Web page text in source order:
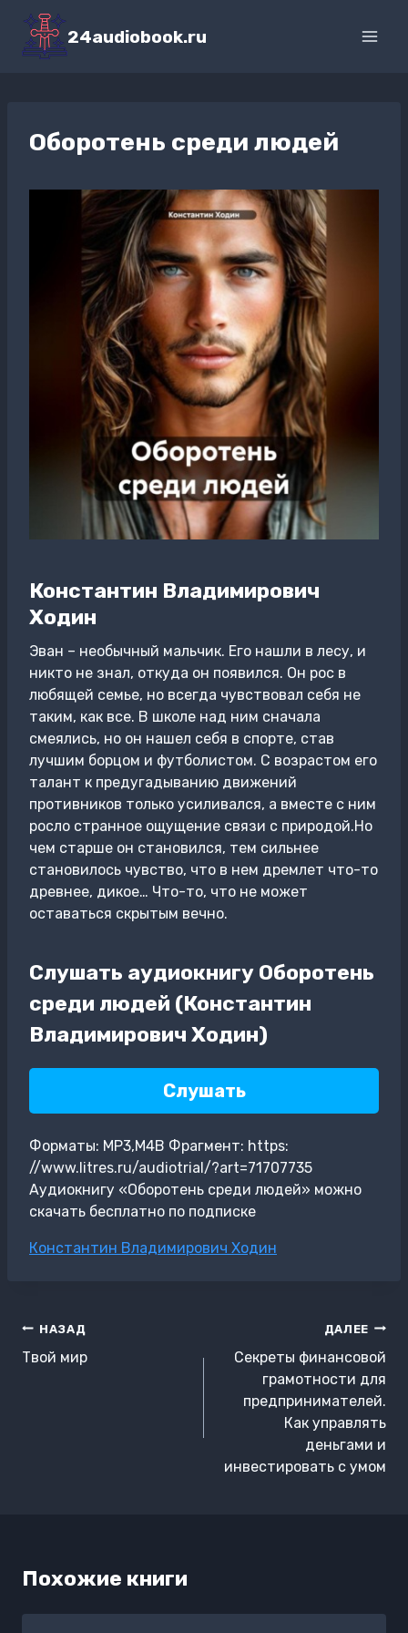
Перейти
содержимому
24audiobook.ru
Оборотень среди людей
Константин Владимирович
Ходин
Эван – необычный мальчик. Его нашли в лесу, и
никто не знал, откуда он появился. Он рос в
любящей семье, но всегда чувствовал себя не
таким, как все. В школе над ним сначала
смеялись, но он нашел себя в спорте, став
лучшим борцом и футболистом. С возрастом его
талант к предугадыванию движений
противников только усиливался, а вместе с ним
росло странное ощущение связи с природой.Но
чем старше он становился, тем сильнее
становилось чувство, что в нем дремлет что-то
древнее, дикое… Что-то, что не может
оставаться скрытым вечно.
Слушать аудиокнигу Оборотень
среди людей (Константин
Владимирович Ходин)
Слушать
Форматы: MP3,M4B Фрагмент: https:
//www.litres.ru/audiotrial/?art=71707735
Аудиокнигу «Оборотень среди людей» можно
скачать бесплатно по подписке
Метки
Константин Владимирович Ходин
Навигация
по
НАЗАД
Твой мир
ДАЛЕЕ
Секреты финансовой
грамотности для
предпринимателей.
Как управлять
деньгами и
инвестировать с умом
Похожие книги